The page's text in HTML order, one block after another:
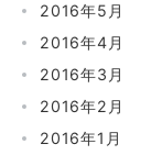
2016年5月
2016年4月
2016年3月
2016年2月
2016年1月